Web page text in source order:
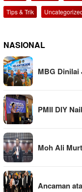
Tips & Trik
NASIONAL
MBG
PMII DIY
Moh Ali
Ancaman